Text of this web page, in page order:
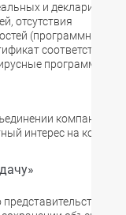
и
отсутствия
(программных
соответствия от
программы.
компаний
интерес на